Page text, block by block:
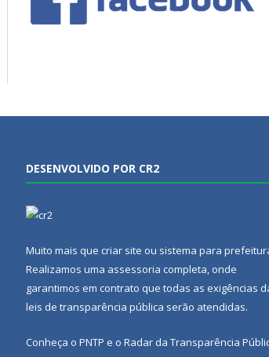
DESENVOLVIDO POR CR2
Muito mais que criar site ou sistema para
Realizamos uma assessoria completa, onde
garantimos em contrato que todas as exigências
leis de transparência pública serão atendidas.
Conheça o PNTP e o Radar da Transparência